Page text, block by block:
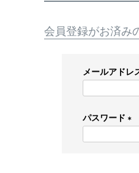
会員登録がお済み
メールアドレ
パスワード